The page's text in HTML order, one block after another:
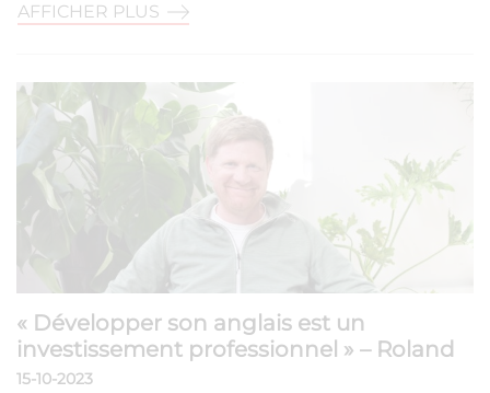
AFFICHER PLUS
« Développer son anglais est un
investissement professionnel » – Roland
15-10-2023